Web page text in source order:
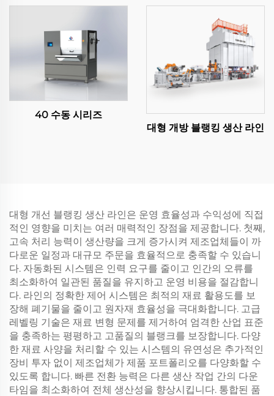
40 수동 시리즈
대형 개방 블랭킹 생산 라인
대형 개선 블랭킹 생산 라인은 운영 효율성과 수익성에 직접
적인 영향을 미치는 여러 매력적인 장점을 제공합니다. 첫째,
고속 처리 능력이 생산량을 크게 증가시켜 제조업체들이 까
다로운 일정과 대규모 주문을 효율적으로 충족할 수 있습니
다. 자동화된 시스템은 인력 요구를 줄이고 인간의 오류를
최소화하여 일관된 품질을 유지하고 운영 비용을 절감합니
다. 라인의 정확한 제어 시스템은 최적의 재료 활용도를 보
장해 폐기물을 줄이고 원자재 효율성을 극대화합니다. 고급
레벨링 기술은 재료 변형 문제를 제거하여 엄격한 산업 표준
을 충족하는 평평하고 고품질의 블랭크를 보장합니다. 다양
한 재료 사양을 처리할 수 있는 시스템의 유연성은 추가적인
장비 투자 없이 제조업체가 제품 포트폴리오를 다양화할 수
있도록 합니다. 빠른 전환 능력은 다른 생산 작업 간의 다운
타임을 최소화하여 전체 생산성을 향상시킵니다. 통합된 품